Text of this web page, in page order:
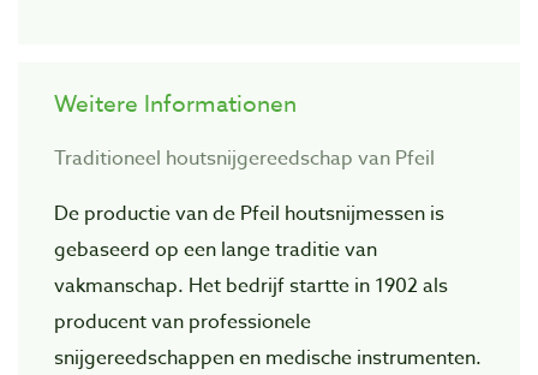
Weitere Informationen
Traditioneel houtsnijgereedschap van Pfeil
De productie van de Pfeil houtsnijmessen is
gebaseerd op een lange traditie van
vakmanschap. Het bedrijf startte in 1902 als
producent van professionele
snijgereedschappen en medische instrumenten.